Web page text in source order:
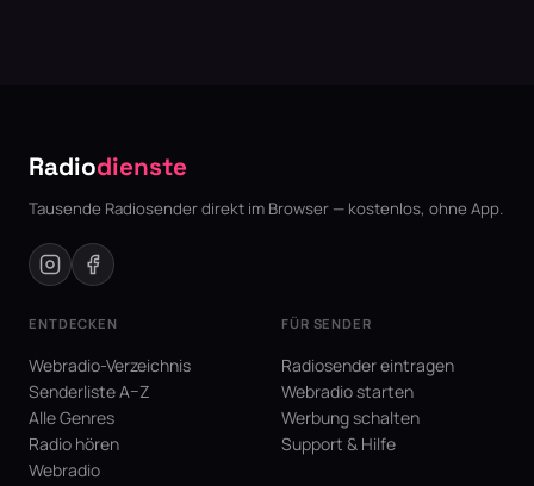
Radiodienste
Tausende Radiosender direkt im Browser — kostenlos, ohne App.
ENTDECKEN
Webradio-Verzeichnis
Senderliste A–Z
Alle Genres
Radio hören
Webradio
FÜR SENDER
Radiosender eintragen
Webradio starten
Werbung schalten
Support & Hilfe